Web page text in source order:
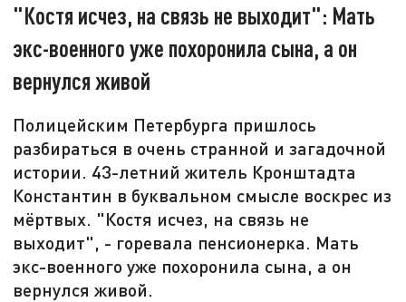
"Костя исчез, на связь не выходит": Мать
экс-военного уже похоронила сына, а он
вернулся живой
Полицейским Петербурга пришлось
разбираться в очень странной и загадочной
истории. 43-летний житель Кронштадта
Константин в буквальном смысле воскрес из
мёртвых. "Костя исчез, на связь не
выходит", - горевала пенсионерка. Мать
экс-военного уже похоронила сына, а он
вернулся живой.